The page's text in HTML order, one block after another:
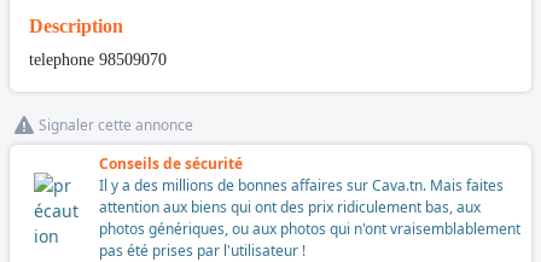
Description
telephone 98509070
Signaler cette annonce
Conseils de sécurité
Il y a des millions de bonnes affaires sur Cava.tn. Mais faites
attention aux biens qui ont des prix ridiculement bas, aux
photos génériques, ou aux photos qui n'ont vraisemblablement
pas été prises par l'utilisateur !